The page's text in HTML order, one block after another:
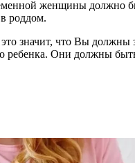
женщины должно
роддом.
значит, что Вы должны
ребенка. Они должны